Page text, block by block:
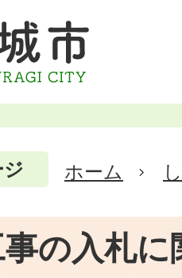
ホーム
の入札に